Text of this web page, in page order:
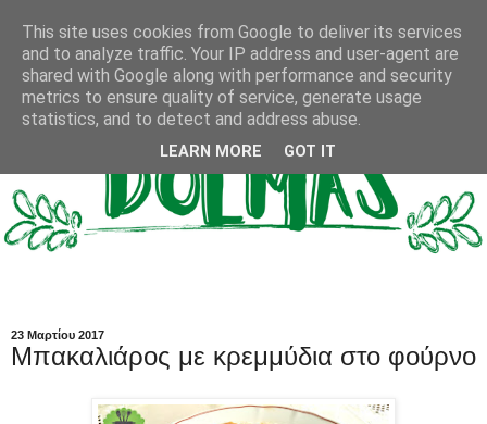
23 Μαρτίου 2017
Μπακαλιάρος με κρεμμύδια στο φούρνο
This site uses cookies from Google to deliver its services
and to analyze traffic. Your IP address and user-agent are
shared with Google along with performance and security
metrics to ensure quality of service, generate usage
statistics, and to detect and address abuse.
LEARN MORE GOT IT